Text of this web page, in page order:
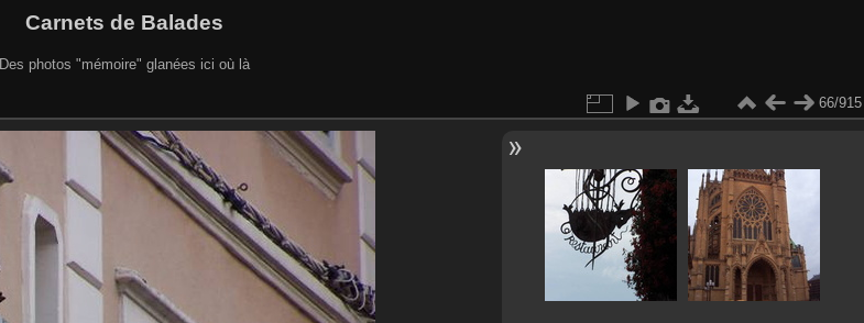
Carnets de Balades
Des photos "mémoire" glanées ici où là
66/915